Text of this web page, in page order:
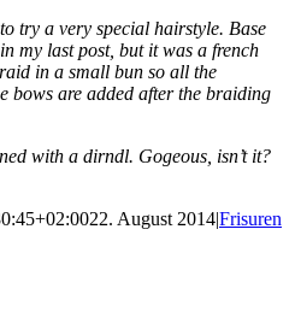
try a very special hairstyle. Base
my last post, but it was a french
in a small bun so all the
bows are added after the braiding
with a dirndl. Gogeous, isn’t it?
22. August 2014|Frisuren